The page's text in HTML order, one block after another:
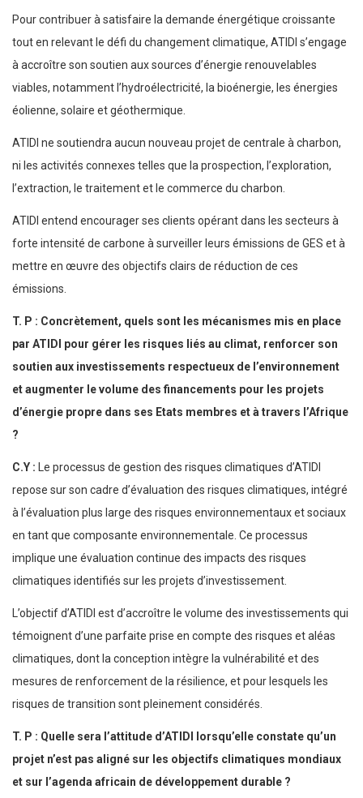
Pour contribuer à satisfaire la demande énergétique croissante
tout en relevant le défi du changement climatique, ATIDI s’engage
à accroître son soutien aux sources d’énergie renouvelables
viables, notamment l’hydroélectricité, la bioénergie, les énergies
éolienne, solaire et géothermique.
ATIDI ne soutiendra aucun nouveau projet de centrale à charbon,
ni les activités connexes telles que la prospection, l’exploration,
l’extraction, le traitement et le commerce du charbon.
ATIDI entend encourager ses clients opérant dans les secteurs à
forte intensité de carbone à surveiller leurs émissions de GES et à
mettre en œuvre des objectifs clairs de réduction de ces
émissions.
T. P : Concrètement, quels sont les mécanismes mis en place
par ATIDI pour gérer les risques liés au climat, renforcer son
soutien aux investissements respectueux de l’environnement
et augmenter le volume des financements pour les projets
d’énergie propre dans ses Etats membres et à travers l’Afrique
?
C.Y : Le processus de gestion des risques climatiques d’ATIDI
repose sur son cadre d’évaluation des risques climatiques, intégré
à l’évaluation plus large des risques environnementaux et sociaux
en tant que composante environnementale. Ce processus
implique une évaluation continue des impacts des risques
climatiques identifiés sur les projets d’investissement.
L’objectif d’ATIDI est d’accroître le volume des investissements qui
témoignent d’une parfaite prise en compte des risques et aléas
climatiques, dont la conception intègre la vulnérabilité et des
mesures de renforcement de la résilience, et pour lesquels les
risques de transition sont pleinement considérés.
T. P : Quelle sera l’attitude d’ATIDI lorsqu’elle constate qu’un
projet n’est pas aligné sur les objectifs climatiques mondiaux
et sur l’agenda africain de développement durable ?